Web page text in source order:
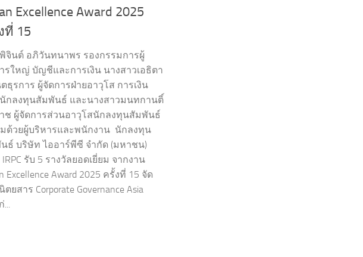
Excellence Award 2025
ที่ 15
จินต์ อภิวันทนาพร รองกรรมการผู้
รใหญ่ บัญชีและการเงิน นางสาวเอธิตา
ธุรการ ผู้จัดการฝ่ายอาวุโส การเงิน
กลงทุนสัมพันธ์ และนางสาวมนทกานติ์
ช ผู้จัดการส่วนอาวุโสนักลงทุนสัมพันธ์
ด้วยผู้บริหารและพนักงาน นักลงทุน
ธ์ บริษัท ไออาร์พีซี จำกัด (มหาชน)
รับ 5 รางวัลยอดเยี่ยม จากงาน
Excellence Award 2025 ครั้งที่ 15 จัด
ตยสาร Corporate Governance Asia
...